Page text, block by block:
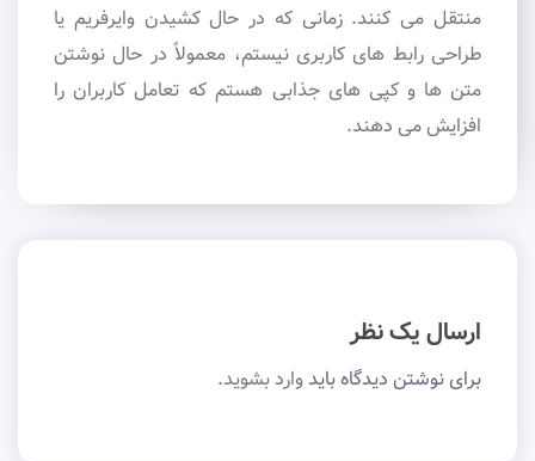
منتقل می کنند. زمانی که در حال کشیدن وایرفریم یا
طراحی رابط های کاربری نیستم، معمولاً در حال نوشتن
متن ها و کپی های جذابی هستم که تعامل کاربران را
افزایش می دهند.
ارسال یک نظر
برای نوشتن دیدگاه بایدوارد بشوید.